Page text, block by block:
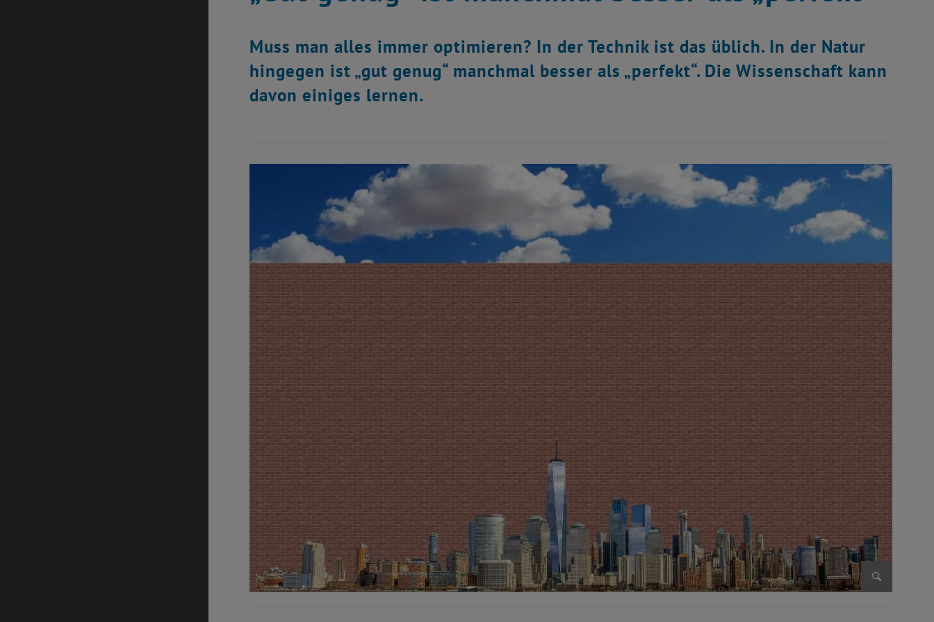
Muss man alles immer optimieren? In der Technik ist das üblich. In der Natur
hingegen ist „gut genug“ manchmal besser als „perfekt“. Die Wissenschaft kann
davon einiges lernen.